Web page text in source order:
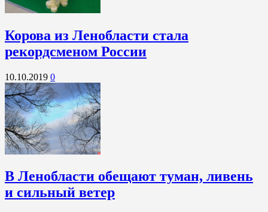
Корова из Ленобласти стала
рекордсменом России
10.10.2019 0
В Ленобласти обещают туман, ливень
и сильный ветер